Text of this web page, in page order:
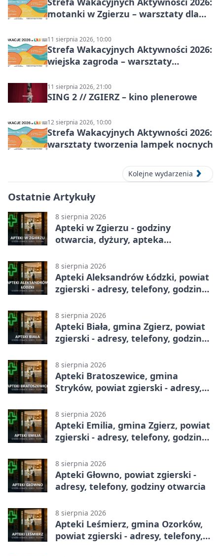
motanki w Zgierzu – warsztaty dla
11 sierpnia 2026, 10:00
Strefa Wakacyjnych Aktywności 2026:
wiejska zagroda – warsztaty
11 sierpnia 2026, 21:00
SING 2 // ZGIERZ – kino plenerowe
12 sierpnia 2026, 10:00
Strefa Wakacyjnych Aktywności 2026:
warsztaty tworzenia lampek nocnych
Kolejne wydarzenia
Ostatnie Artykuły
8 sierpnia 2026
Apteki w Zgierzu - godziny
otwarcia, dyżury, apteka
8 sierpnia 2026
Apteki Aleksandrów Łódzki, powiat
zgierski - adresy, telefony, godziny
8 sierpnia 2026
Apteki Biała, gmina Zgierz, powiat
zgierski - adresy, telefony, godziny
8 sierpnia 2026
Apteki Bratoszewice, gmina
Stryków, powiat zgierski - adresy,
8 sierpnia 2026
Apteki Emilia, gmina Zgierz, powiat
zgierski - adresy, telefony, godziny
8 sierpnia 2026
Apteki Głowno, powiat zgierski -
adresy, telefony, godziny otwarcia
8 sierpnia 2026
Apteki Leśmierz, gmina Ozorków,
powiat zgierski - adresy, telefony,